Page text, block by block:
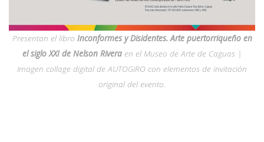
Presentan el libro Inconformes y Disidentes. Arte puertorriqueño en
el siglo XXI de Nelson Rivera en el Museo de Arte de Caguas |
Imagen collage digital de AUTOGIRO con elementos de invitación
original del evento.